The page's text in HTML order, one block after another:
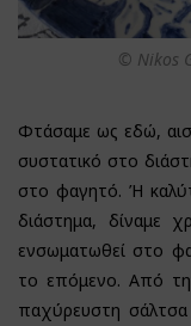
© Nikos
Φτάσαμε ως εδώ,
συστατικό στο
στο φαγητό. Ή
διάστημα, δίναμε
ενσωματωθεί στο
το επόμενο. Από
παχύρευστη σάλτσα